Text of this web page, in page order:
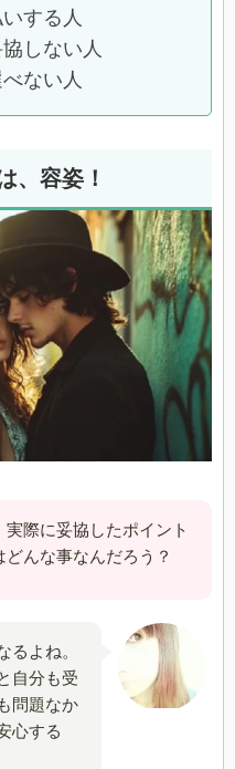
する人
しない人
ない人
、容姿！
実際に妥協したポイント
どんな事なんだろう？
よね。
自分も受
問題なか
心する